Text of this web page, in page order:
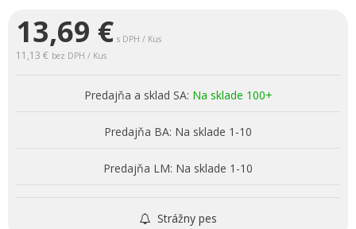
13,69 € s DPH / Kus
11,13 € bez DPH / Kus
Predajňa a sklad SA: Na sklade 100+
Predajňa BA: Na sklade 1-10
Predajňa LM: Na sklade 1-10
Strážny pes